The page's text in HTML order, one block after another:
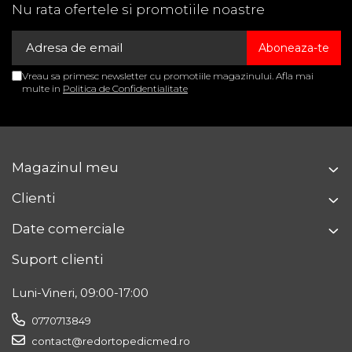
genunchiului.
Mărime Circumferința piciorului (cm)
S 34 – 36 cm
XL 41 – 44 cm
XXL
3XL 48 – 50 cm
Nu rata ofertele si promotiile noastre
Vreau sa primesc newsletter cu promotiile magazinului. Afla mai
multe in Politica de Confidentialitate
Magazinul meu
Clienti
Date comerciale
Suport clienti
Luni-Vineri, 09:00-17:00
0770713849
contact@redortopedicmed.ro